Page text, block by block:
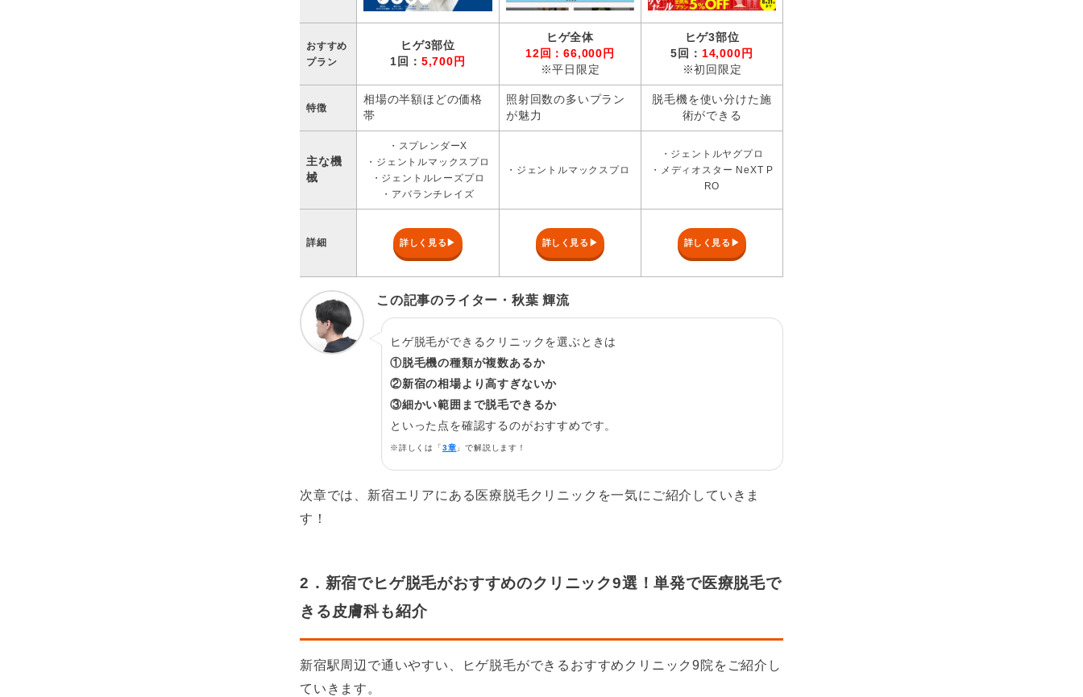
おすすめ
プラン
ヒゲ3部位
1回： 5,700円
ヒゲ全体
12回：66,000円
※平日限定
ヒゲ3部位
5回： 14,000円
※初回限定
特徴
相場の半額ほどの価格
帯
照射回数の多いプラン
が魅力
脱毛機を使い分けた施
術ができる
主な機
械
・スプレンダーX
・ジェントルマックスプロ
・ジェントルレーズプロ
・アバランチレイズ
・ジェントルマックスプロ
・ジェントルヤグプロ
・メディオスター NeXT P
RO
詳細 詳しく見る▶ 詳しく見る▶ 詳しく見る▶
この記事のライター・秋葉 輝流
ヒゲ脱毛ができるクリニックを選ぶときは
①脱毛機の種類が複数あるか
②新宿の相場より高すぎないか
③細かい範囲まで脱毛できるか
といった点を確認するのがおすすめです。
※詳しくは「3章 」で解説します！
次章では、新宿エリアにある医療脱毛クリニックを一気にご紹介していきま
す！
2．新宿でヒゲ脱毛がおすすめのクリニック9選！単発で医療脱毛で
きる皮膚科も紹介
新宿駅周辺で通いやすい、ヒゲ脱毛ができるおすすめクリニック9院をご紹介し
ていきます。